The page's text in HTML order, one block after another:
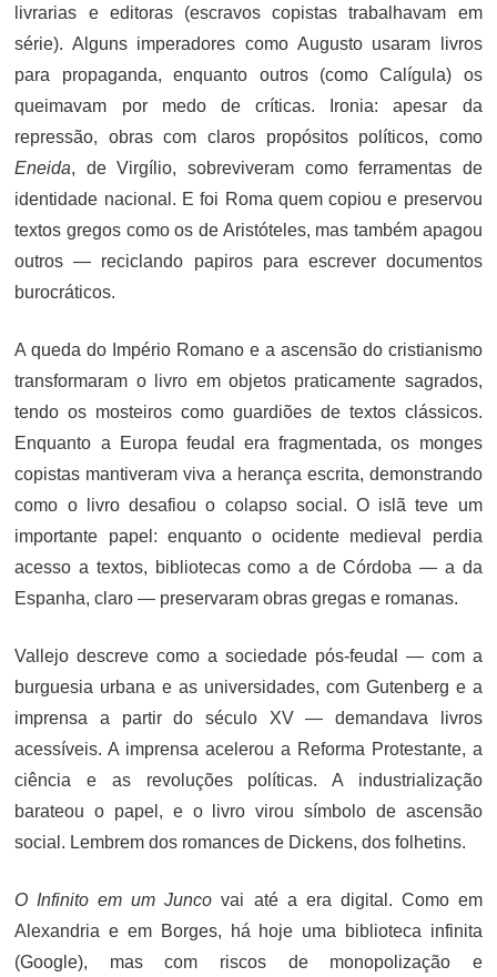
livrarias e editoras (escravos copistas trabalhavam em
série). Alguns imperadores como Augusto usaram livros
para propaganda, enquanto outros (como Calígula) os
queimavam por medo de críticas. Ironia: apesar da
repressão, obras com claros propósitos políticos, como
Eneida, de Virgílio, sobreviveram como ferramentas de
identidade nacional. E foi Roma quem copiou e preservou
textos gregos como os de Aristóteles, mas também apagou
outros — reciclando papiros para escrever documentos
burocráticos.
A queda do Império Romano e a ascensão do cristianismo
transformaram o livro em objetos praticamente sagrados,
tendo os mosteiros como guardiões de textos clássicos.
Enquanto a Europa feudal era fragmentada, os monges
copistas mantiveram viva a herança escrita, demonstrando
como o livro desafiou o colapso social. O islã teve um
importante papel: enquanto o ocidente medieval perdia
acesso a textos, bibliotecas como a de Córdoba — a da
Espanha, claro — preservaram obras gregas e romanas.
Vallejo descreve como a sociedade pós-feudal — com a
burguesia urbana e as universidades, com Gutenberg e a
imprensa a partir do século XV — demandava livros
acessíveis. A imprensa acelerou a Reforma Protestante, a
ciência e as revoluções políticas. A industrialização
barateou o papel, e o livro virou símbolo de ascensão
social. Lembrem dos romances de Dickens, dos folhetins.
O Infinito em um Junco vai até a era digital. Como em
Alexandria e em Borges, há hoje uma biblioteca infinita
(Google), mas com riscos de monopolização e